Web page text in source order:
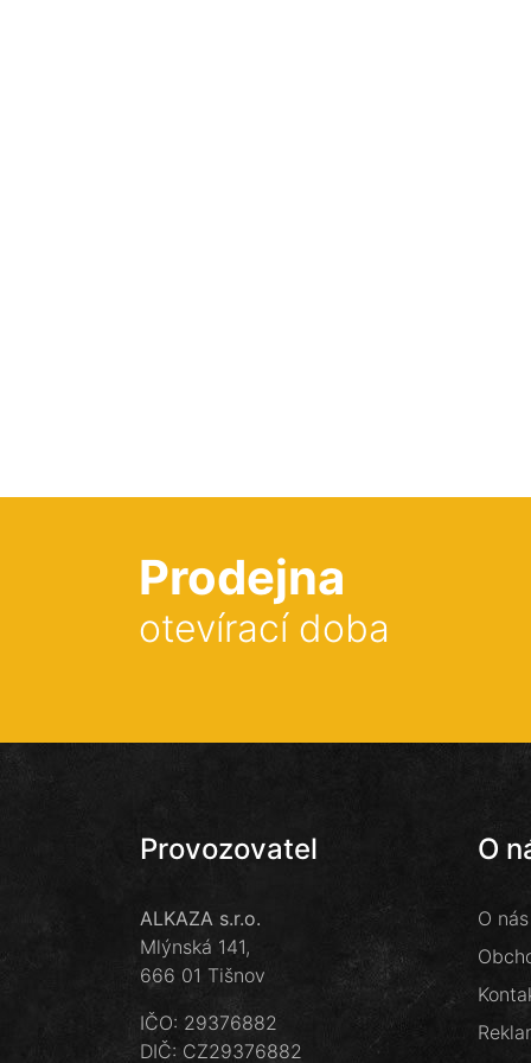
Prodejna
otevírací doba
Provozovatel
ALKAZA s.r.o.
Mlýnská 141,
666 01 Tišnov
IČO: 29376882
DIČ: CZ29376882
O
O nás